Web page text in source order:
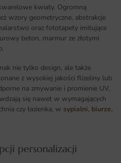
kwiaty. Ogromną
wzory geometryczne, abstrakcje
oraz fototapety imitujące
beton, marmur ze złotymi
nie tylko design, ale także
z wysokiej jakości flizeliny lub
na zmywanie i promienie UV,
się nawet w wymagających
czy łazienka, w sypialni, biurze,
personalizacji